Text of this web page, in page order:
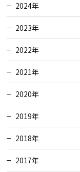
2024年
2023年
2022年
2021年
2020年
2019年
2018年
2017年